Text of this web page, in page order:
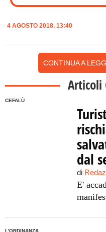
4 AGOSTO 2018, 13:40
CONTINUA A
Articoli
CEFALÙ
dal
di
E'
L'ORDINANZA